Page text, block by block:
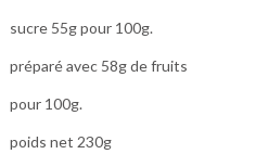
sucre 55g pour 100g.
préparé avec 58g de fruits
pour 100g.
poids net 230g